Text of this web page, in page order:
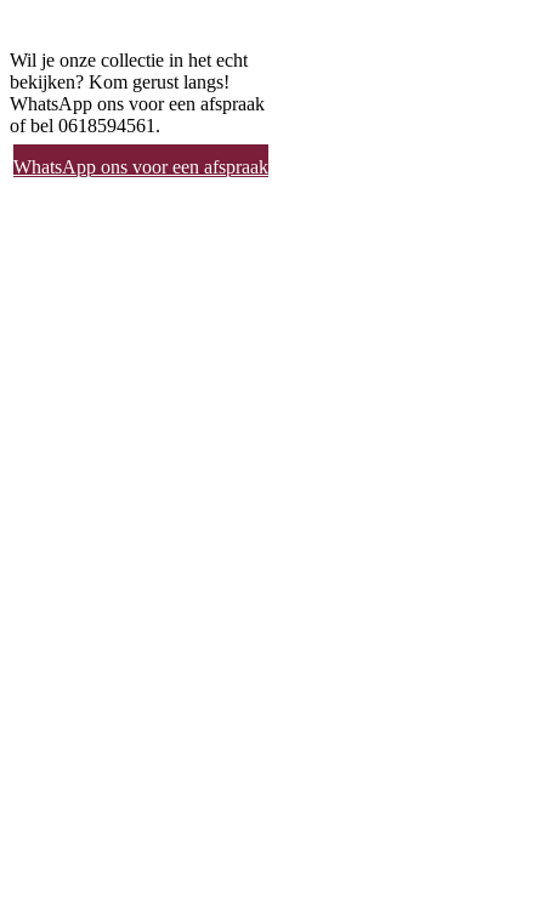
Wil je onze collectie in het echt
bekijken? Kom gerust langs!
WhatsApp ons voor een afspraak
of bel 0618594561.
WhatsApp ons voor een afspraak